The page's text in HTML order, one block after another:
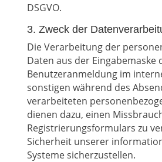
DSGVO.
3. Zweck der
Die Verarbeitung der
Daten aus der Eingabemaske
Benutzeranmeldung im
sonstigen während des
verarbeiteten
dienen dazu, einen
Registrierungsformulars zu
Sicherheit unserer
Systeme sicherzustellen.